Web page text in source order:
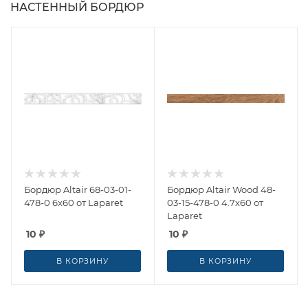
НАСТЕННЫЙ БОРДЮР
Бордюр Altair 68-03-01-
478-0 6x60 от Laparet
10 ₽
В КОРЗИНУ
Бордюр Altair Wood 48-
03-15-478-0 4.7x60 от
Laparet
10 ₽
В КОРЗИНУ